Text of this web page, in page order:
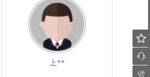
上**


